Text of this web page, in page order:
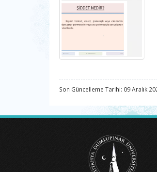
Son Güncelleme Tarihi: 09 Aralık